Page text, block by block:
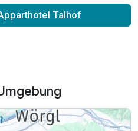
Talhof